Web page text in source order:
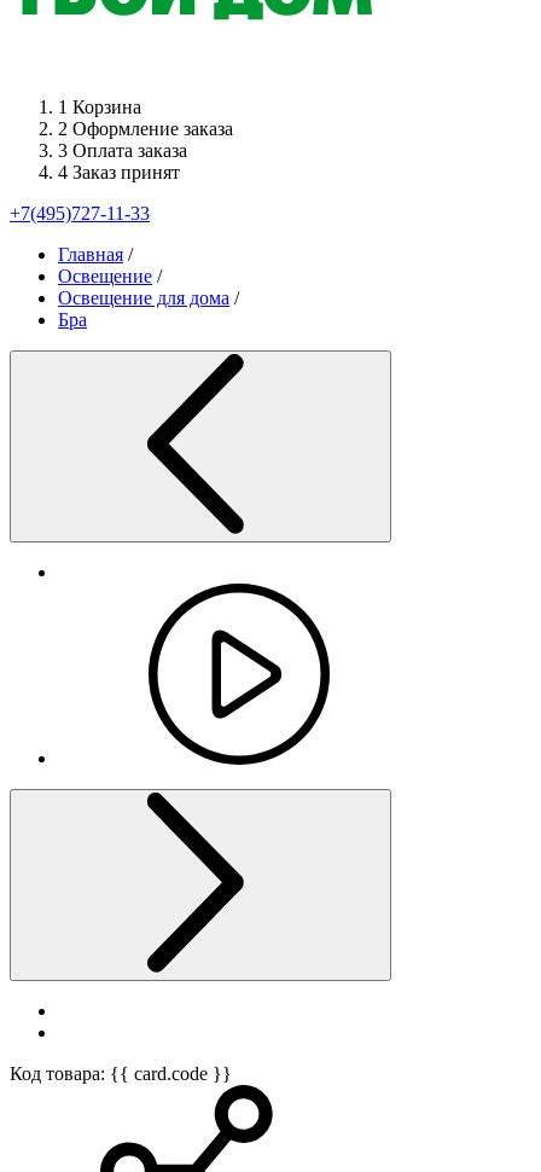
1 Корзина
2 Оформление заказа
3 Оплата заказа
4 Заказ принят
+7(495)727-11-33
Главная /
Освещение /
Освещение для дома /
Бра
Код товара: {{ card.code }}